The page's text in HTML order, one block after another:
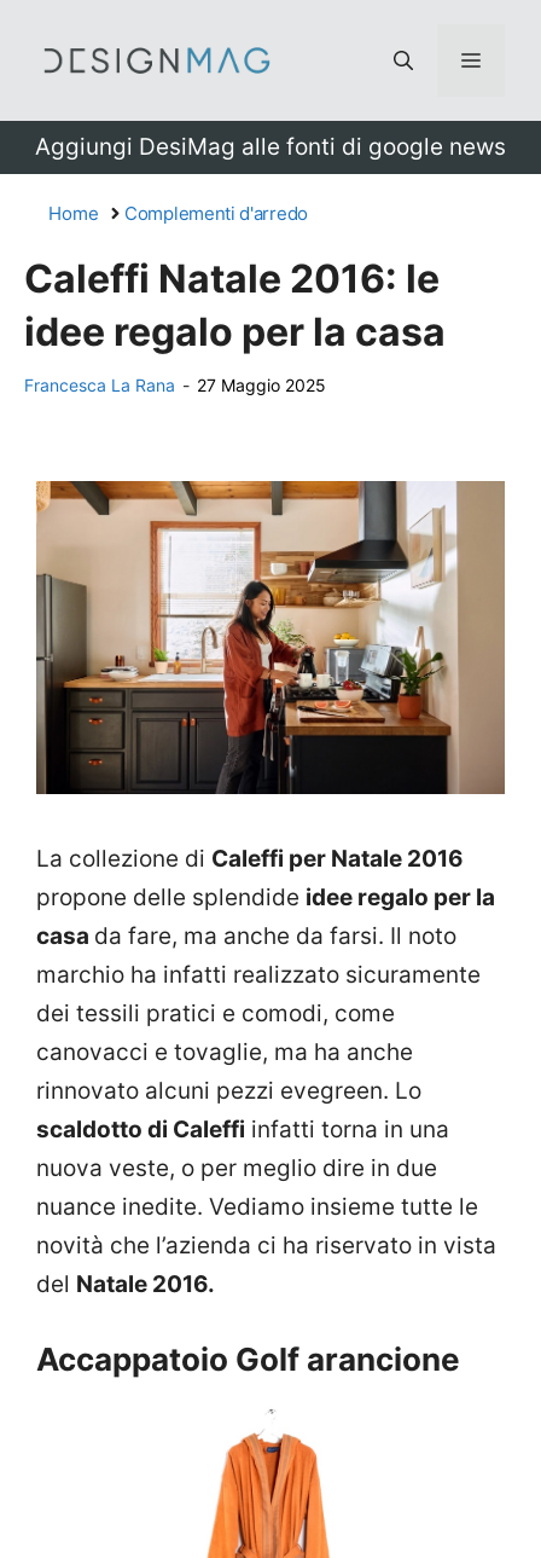
Menu
Aggiungi DesiMag alle fonti di google news
Home Complementi d'arredo
Caleffi Natale 2016: le
idee regalo per la casa
Francesca La Rana - 27 Maggio 2025
La collezione di Caleffi per Natale 2016
propone delle splendide idee regalo per la
casa da fare, ma anche da farsi. Il noto
marchio ha infatti realizzato sicuramente
dei tessili pratici e comodi, come
canovacci e tovaglie, ma ha anche
rinnovato alcuni pezzi evegreen. Lo
scaldotto di Caleffi infatti torna in una
nuova veste, o per meglio dire in due
nuance inedite. Vediamo insieme tutte le
novità che l’azienda ci ha riservato in vista
del Natale 2016.
Accappatoio Golf arancione